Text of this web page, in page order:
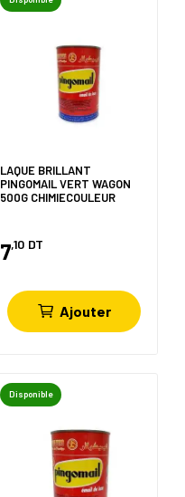
LAQUE BRILLANT
PINGOMAIL VERT WAGON
500G CHIMIECOULEUR
7,10 DT
Ajouter
Disponible